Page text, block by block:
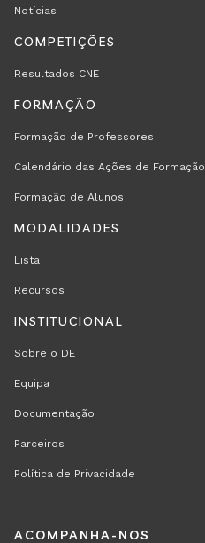
Notícias
COMPETIÇÕES
Resultados CNE
FORMAÇÃO
Formação de Professores
Calendário das Ações de Formação
Formação de Alunos
MODALIDADES
Lista
Recursos
INSTITUCIONAL
Sobre o DE
Equipa
Documentação
Parceiros
Política de Privacidade
REGION
ACOMPANHA-NOS